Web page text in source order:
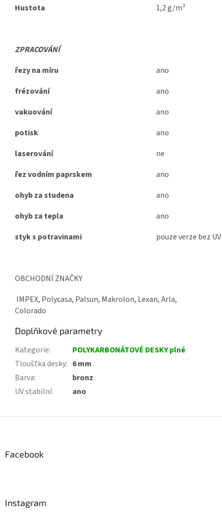
Hustota 1,2 g/m³
ZPRACOVÁNÍ
řezy na míru
ano
frézování
ano
vakuování
ano
potisk
ano
laserování
ne
řez vodním paprskem
ano
ohyb za studena
ano
ohyb za tepla
ano
styk s potravinami
pouze verze bez UV
OBCHODNÍ ZNAČKY
IMPEX, Polycasa, Palsun, Makrolon, Lexan, Arla,
Colorado
Doplňkové parametry
Kategorie:
POLYKARBONÁTOVÉ DESKY plné
Tloušťka desky: 6 mm
Barva:
bronz
UV stabilní: ano
Facebook
Instagram